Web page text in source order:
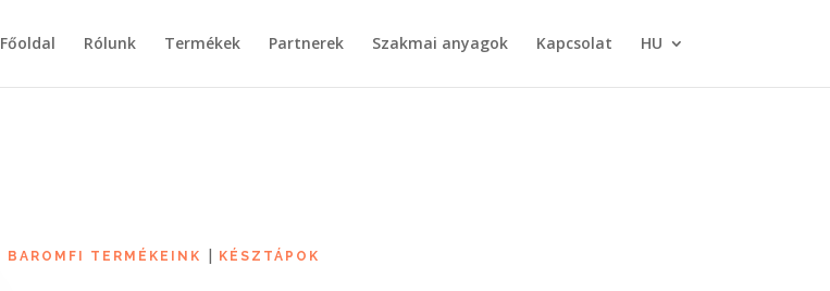
Főoldal Rólunk Termékek Partnerek Szakmai anyagok Kapcsolat HU
BAROMFI TERMÉKEINK | KÉSZTÁPOK